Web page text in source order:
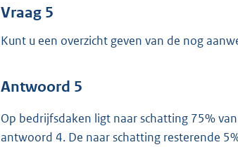
Vraag 5
Kunt u een overzicht geven van de nog
Antwoord 5
Op bedrijfsdaken ligt naar schatting 75%
antwoord 4. De naar schatting resterende